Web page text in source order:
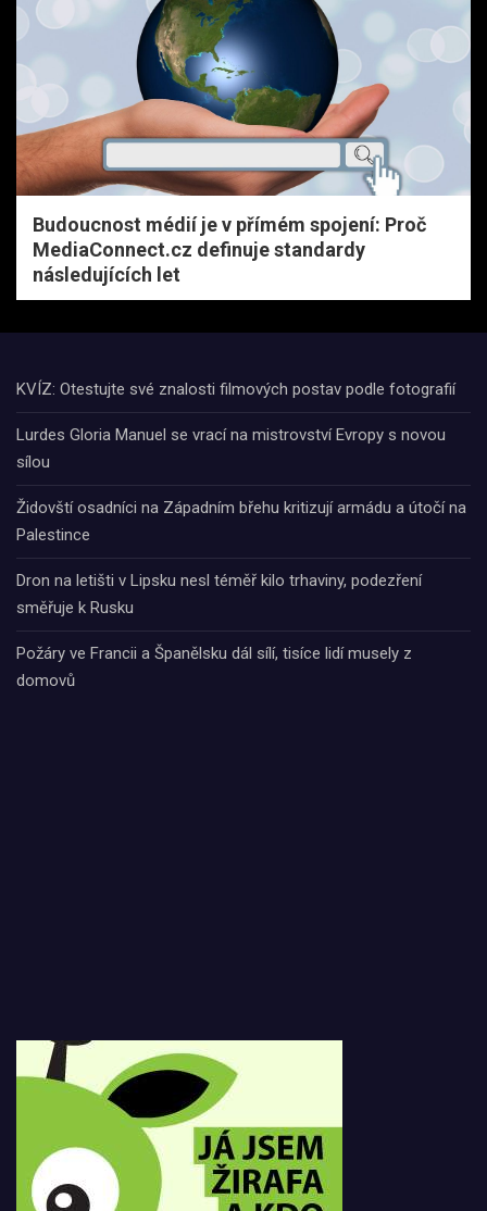
Budoucnost médií je v přímém spojení: Proč
MediaConnect.cz definuje standardy
následujících let
KVÍZ: Otestujte své znalosti filmových postav podle fotografií
Lurdes Gloria Manuel se vrací na mistrovství Evropy s novou
sílou
Židovští osadníci na Západním břehu kritizují armádu a útočí na
Palestince
Dron na letišti v Lipsku nesl téměř kilo trhaviny, podezření
směřuje k Rusku
Požáry ve Francii a Španělsku dál sílí, tisíce lidí musely z
domovů